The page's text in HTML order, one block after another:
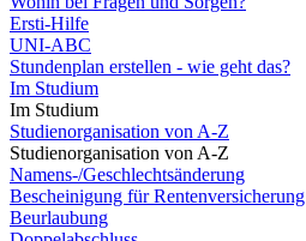
Ersti-Hilfe
UNI-ABC
Stundenplan erstellen - wie geht das?
Im Studium
Im Studium
Studienorganisation von A-Z
Studienorganisation von A-Z
Namens-/Geschlechtsänderung
Bescheinigung für Rentenversicherung
Beurlaubung